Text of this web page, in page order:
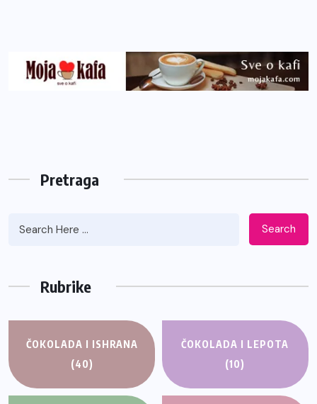
Pretraga
Search
Rubrike
ČOKOLADA I ISHRANA
(40)
ČOKOLADA I LEPOTA
(10)